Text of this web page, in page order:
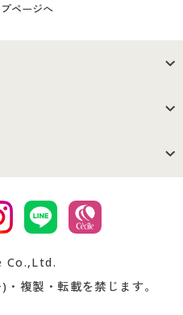
ページへ
会社案内
サイトマップ
お支払は
忘れの場合
Co.,Ltd.
複製・転載を禁じます。